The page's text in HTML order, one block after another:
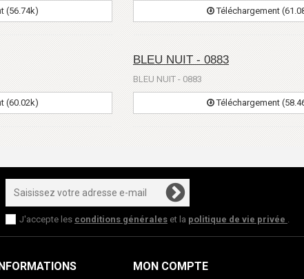
(56.74k) Téléchargement
(60.02k)
BLEU NUIT - 0883
BLEU NUIT - 0883
Téléchargement
J'accepte les conditions générales et la politique de vie privée .
INFORMATIONS MON COMPTE